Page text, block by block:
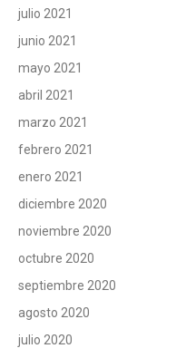
julio 2021
junio 2021
mayo 2021
abril 2021
marzo 2021
febrero 2021
enero 2021
diciembre 2020
noviembre 2020
octubre 2020
septiembre 2020
agosto 2020
julio 2020